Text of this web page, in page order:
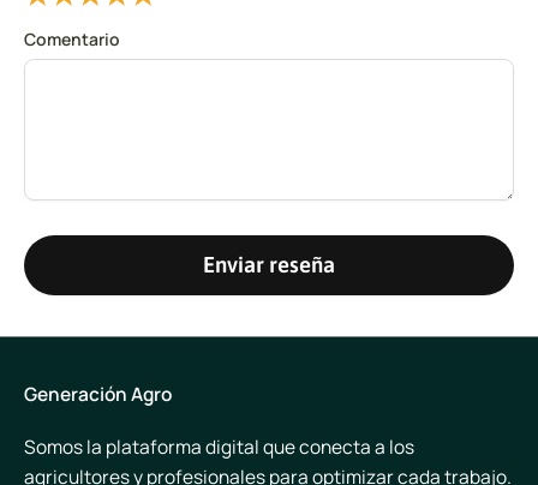
Comentario
Enviar reseña
Generación Agro
Somos la plataforma digital que conecta a los
agricultores y profesionales para optimizar cada trabajo.